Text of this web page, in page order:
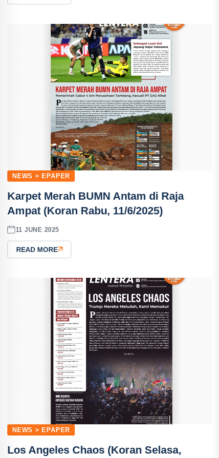
NEWS > EPAPER
Karpet Merah BUMN Antam di Raja
Ampat (Koran Rabu, 11/6/2025)
11 JUNE 2025
READ MORE
NEWS > EPAPER
Los Angeles Chaos (Koran Selasa,